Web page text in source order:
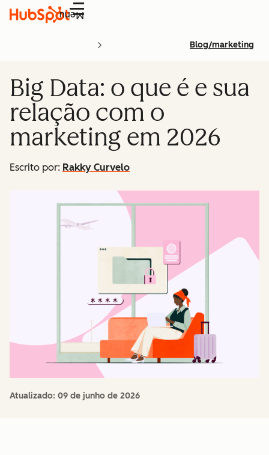
Menu
Blog/marketing
Big Data: o que é e sua
relação com o
marketing em 2026
Escrito por: Rakky Curvelo
Atualizado: 09 de junho de 2026